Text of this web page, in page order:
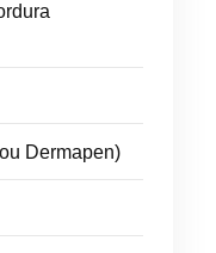
Dermapen)